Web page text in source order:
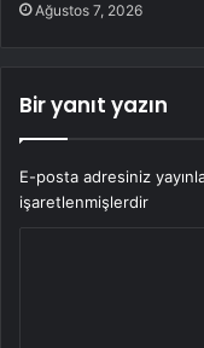
Ağustos 7, 2026
Bir yanıt yazın
E-posta adresiniz
işaretlenmişlerdir